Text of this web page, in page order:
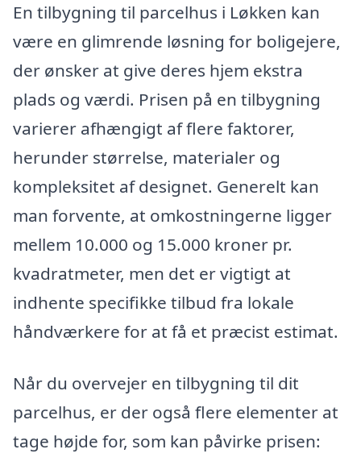
En tilbygning til parcelhus i Løkken kan
være en glimrende løsning for boligejere,
der ønsker at give deres hjem ekstra
plads og værdi. Prisen på en tilbygning
varierer afhængigt af flere faktorer,
herunder størrelse, materialer og
kompleksitet af designet. Generelt kan
man forvente, at omkostningerne ligger
mellem 10.000 og 15.000 kroner pr.
kvadratmeter, men det er vigtigt at
indhente specifikke tilbud fra lokale
håndværkere for at få et præcist estimat.
Når du overvejer en tilbygning til dit
parcelhus, er der også flere elementer at
tage højde for, som kan påvirke prisen: